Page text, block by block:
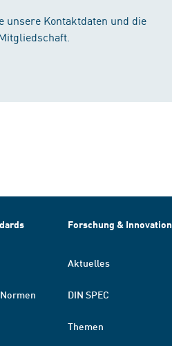
unsere Kontaktdaten und die
Forschung & Innovation
Aktuelles
DIN SPEC
Themen